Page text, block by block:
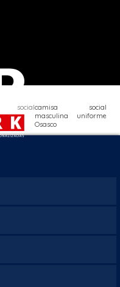
socialcamisa social
masculina uniforme
Osasco